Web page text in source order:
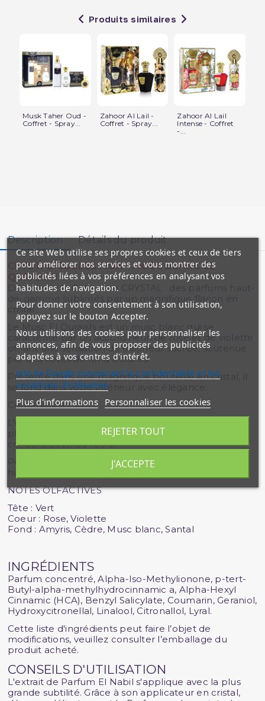
Produits similaires
Musk Taher Oud -
Coffret - Spray...
Zahoor Al Lail -
Coffret - Spray...
Zahoor Al Lail
Intense - Coffret
-...
Description Détails du produit
CRYSTAL COLLECTION - MUSC BLANC EL
QURAISHI
Découvrez la Collection CRYSTAL : des parfums haut-
de-gamme sublimés par un magnifique flacon en
cristal.
Le Musc El Quraishi est un musc blanc qui se
caractérise par un accord fleuri de rose et de violette
offrant une sensation de fraîcheur sucrée, soutenue
par des notes de fond boisées.
Présenté dans une magnifique bouteille en cristal, il
se fond dans votre intérieur avec élégance.
Contenance : 3ml
plus noble en parfumerie, pouvant atteindre une
concentration de 100%.
Puissant, l'extrait de Parfum est fait pour sublimer et
NOTES OLFACTIVES
Tête : Vert
Coeur : Rose, Violette
Fond : Amyris, Cèdre, Musc blanc, Santal
INGRÉDIENTS
Parfum concentré, Alpha-Iso-Methylionone, p-tert-
Butyl-alpha-methylhydrocinnamic a, Alpha-Hexyl
Cinnamic (HCA), Benzyl Salicylate, Coumarin, Geraniol,
Hydroxycitronellal, Linalool, Citronallol, Lyral.
Cette liste d'ingrédients peut faire l’objet de
modifications, veuillez consulter l’emballage du
produit acheté.
CONSEILS D'UTILISATION
L'extrait de Parfum El Nabil s'applique avec la plus
grande subtilité. Grâce à son applicateur en cristal,
Ce site Web utilise ses propres cookies et ceux de tiers
pour améliorer nos services et vous montrer des
publicités liées à vos préférences en analysant vos
habitudes de navigation.
Pour donner votre consentement à son utilisation,
appuyez sur le bouton Accepter.
Nous utilisons des cookies pour personnaliser les
annonces, afin de vous proposer des publicités
adaptées à vos centres d'intérêt.
site de Google concernant la confidentialité et les
conditions d'utilisation
Plus d'informations Personnaliser les cookies
REJETER TOUT
J'ACCEPTE